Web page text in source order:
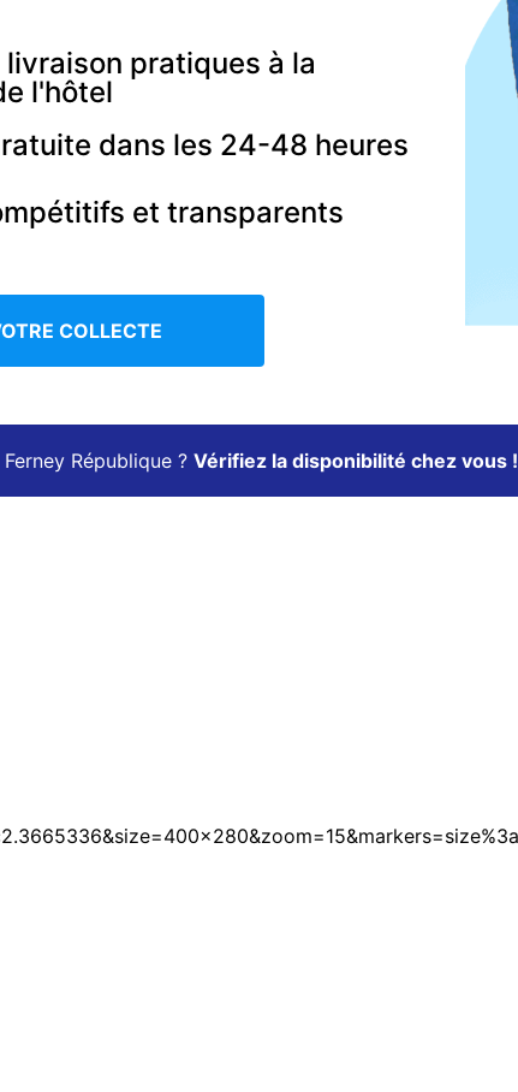
pratiques à la
l'hôtel
dans les 24-48 heures
et transparents
COLLECTE
République ? Vérifiez la disponibilité chez vous !